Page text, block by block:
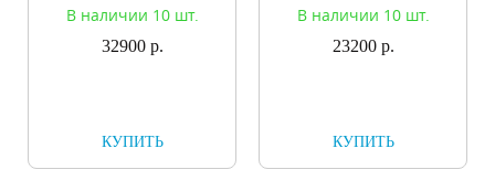
В наличии 10 шт.
32900 р.
КУПИТЬ
В наличии 10 шт.
23200 р.
КУПИТЬ